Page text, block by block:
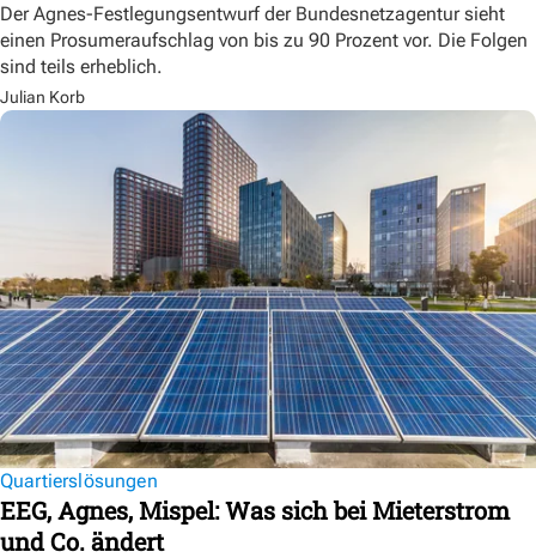
Der Agnes-Festlegungsentwurf der Bundesnetzagentur sieht
einen Prosumeraufschlag von bis zu 90 Prozent vor. Die Folgen
sind teils erheblich.
Julian Korb
Quartierslösungen
EEG, Agnes, Mispel: Was sich bei Mieterstrom
und Co. ändert